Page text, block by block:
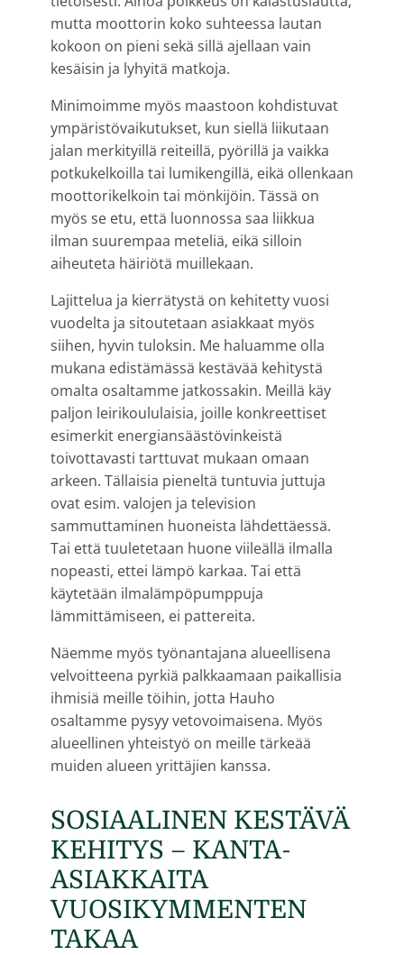
mutta moottorin koko suhteessa lautan
kokoon on pieni sekä sillä ajellaan vain
kesäisin ja lyhyitä matkoja.
Minimoimme myös maastoon kohdistuvat
ympäristövaikutukset, kun siellä liikutaan
jalan merkityillä reiteillä, pyörillä ja vaikka
potkukelkoilla tai lumikengillä, eikä ollenkaan
moottorikelkoin tai mönkijöin. Tässä on
myös se etu, että luonnossa saa liikkua
ilman suurempaa meteliä, eikä silloin
aiheuteta häiriötä muillekaan.
Lajittelua ja kierrätystä on kehitetty vuosi
vuodelta ja sitoutetaan asiakkaat myös
siihen, hyvin tuloksin. Me haluamme olla
mukana edistämässä kestävää kehitystä
omalta osaltamme jatkossakin. Meillä käy
paljon leirikoululaisia, joille konkreettiset
esimerkit energiansäästövinkeistä
toivottavasti tarttuvat mukaan omaan
arkeen. Tällaisia pieneltä tuntuvia juttuja
ovat esim. valojen ja television
sammuttaminen huoneista lähdettäessä.
Tai että tuuletetaan huone viileällä ilmalla
nopeasti, ettei lämpö karkaa. Tai että
käytetään ilmalämpöpumppuja
lämmittämiseen, ei pattereita.
Näemme myös työnantajana alueellisena
velvoitteena pyrkiä palkkaamaan paikallisia
ihmisiä meille töihin, jotta Hauho
osaltamme pysyy vetovoimaisena. Myös
alueellinen yhteistyö on meille tärkeää
muiden alueen yrittäjien kanssa.
SOSIAALINEN KESTÄVÄ
KEHITYS – KANTA-
ASIAKKAITA
VUOSIKYMMENTEN
TAKAA